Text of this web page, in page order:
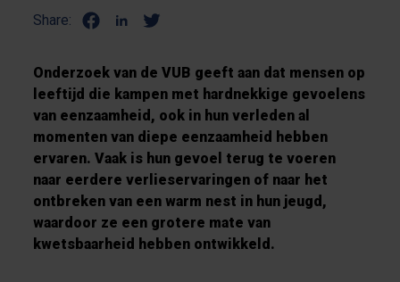
Share:
Onderzoek van de VUB geeft aan dat mensen op
leeftijd die kampen met hardnekkige gevoelens
van eenzaamheid, ook in hun verleden al
momenten van diepe eenzaamheid hebben
ervaren. Vaak is hun gevoel terug te voeren
naar eerdere verlieservaringen of naar het
ontbreken van een warm nest in hun jeugd,
waardoor ze een grotere mate van
kwetsbaarheid hebben ontwikkeld.